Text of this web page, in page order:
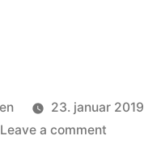
23. januar 2019
Leave a commenton